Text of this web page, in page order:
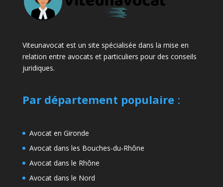
Viteunavocat est un site spécialisée dans la mise en
relation entre avocats et particuliers pour des conseils
juridiques.
Par département populaire:
Avocat en Gironde
Avocat dans les Bouches-du-Rhône
Avocat dans le Rhône
Avocat dans le Nord